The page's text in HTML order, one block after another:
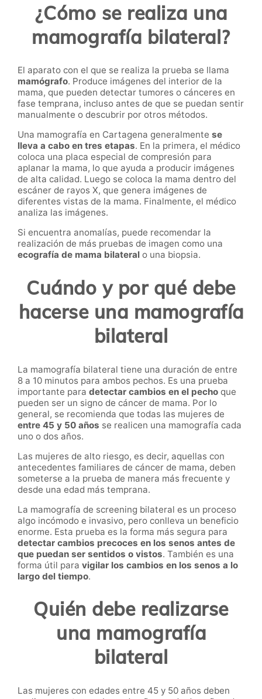
¿Cómo se realiza una
mamografía bilateral?
El aparato con el que se realiza la prueba se llama
mamógrafo. Produce imágenes del interior de la
mama, que pueden detectar tumores o cánceres en
fase temprana, incluso antes de que se puedan sentir
manualmente o descubrir por otros métodos.
Una mamografía en Cartagena generalmente se
lleva a cabo en tres etapas. En la primera, el médico
coloca una placa especial de compresión para
aplanar la mama, lo que ayuda a producir imágenes
de alta calidad. Luego se coloca la mama dentro del
escáner de rayos X, que genera imágenes de
diferentes vistas de la mama. Finalmente, el médico
analiza las imágenes.
Si encuentra anomalías, puede recomendar la
realización de más pruebas de imagen como una
ecografía de mama bilateral o una biopsia.
Cuándo y por qué debe
hacerse una mamografía
bilateral
La mamografía bilateral tiene una duración de entre
8 a 10 minutos para ambos pechos. Es una prueba
importante para detectar cambios en el pecho que
pueden ser un signo de cáncer de mama. Por lo
general, se recomienda que todas las mujeres de
entre 45 y 50 años se realicen una mamografía cada
uno o dos años.
Las mujeres de alto riesgo, es decir, aquellas con
antecedentes familiares de cáncer de mama, deben
someterse a la prueba de manera más frecuente y
desde una edad más temprana.
La mamografía de screening bilateral es un proceso
algo incómodo e invasivo, pero conlleva un beneficio
enorme. Esta prueba es la forma más segura para
detectar cambios precoces en los senos antes de
que puedan ser sentidos o vistos. También es una
forma útil para vigilar los cambios en los senos a lo
largo del tiempo.
Quién debe realizarse
una mamografía
bilateral
Las mujeres con edades entre 45 y 50 años deben